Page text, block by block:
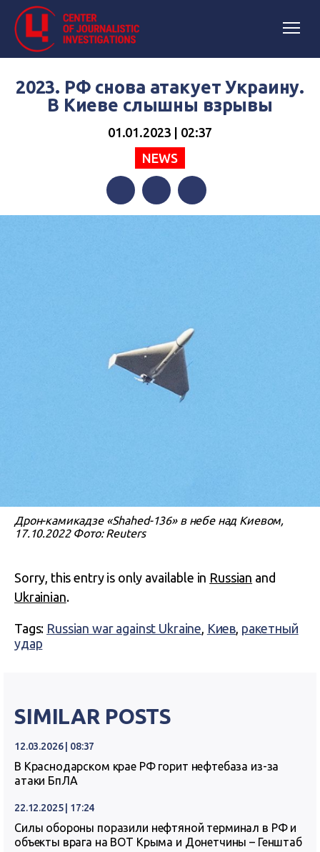
2023. РФ снова атакует Украину.
В Киеве слышны взрывы
01.01.2023 | 02:37
NEWS
FacebookTwitterTelegram
Дрон-камикадзе «Shahed-136» в небе над Киевом,
17.10.2022 Фото: Reuters
Sorry, this entry is only available in Russian and
Ukrainian.
Tags: Russian war against Ukraine, Киев, ракетный
удар
SIMILAR POSTS
12.03.2026 | 08:37
В Краснодарском крае РФ горит нефтебаза из-за
атаки БпЛА
22.12.2025 | 17:24
Силы обороны поразили нефтяной терминал в РФ и
объекты врага на ВОТ Крыма и Донетчины – Генштаб